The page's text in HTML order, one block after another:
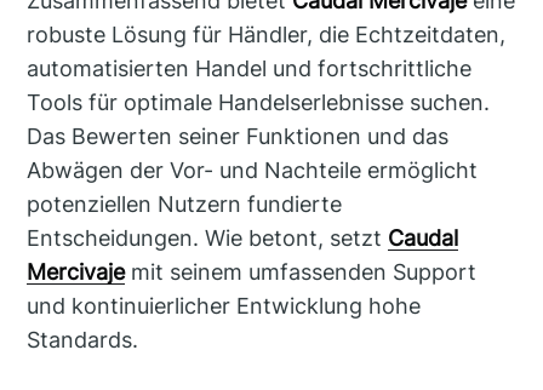
robuste Lösung für Händler, die Echtzeitdaten,
automatisierten Handel und fortschrittliche
Tools für optimale Handelserlebnisse suchen.
Das Bewerten seiner Funktionen und das
Abwägen der Vor- und Nachteile ermöglicht
potenziellen Nutzern fundierte
Entscheidungen. Wie betont, setzt Caudal
Mercivajemit seinem umfassenden Support
und kontinuierlicher Entwicklung hohe
Standards.